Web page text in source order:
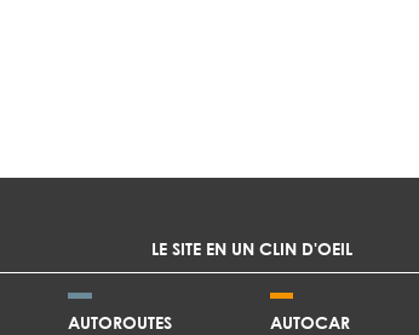
LE SITE EN UN CLIN D'OEIL
AUTOROUTES AUTOCAR